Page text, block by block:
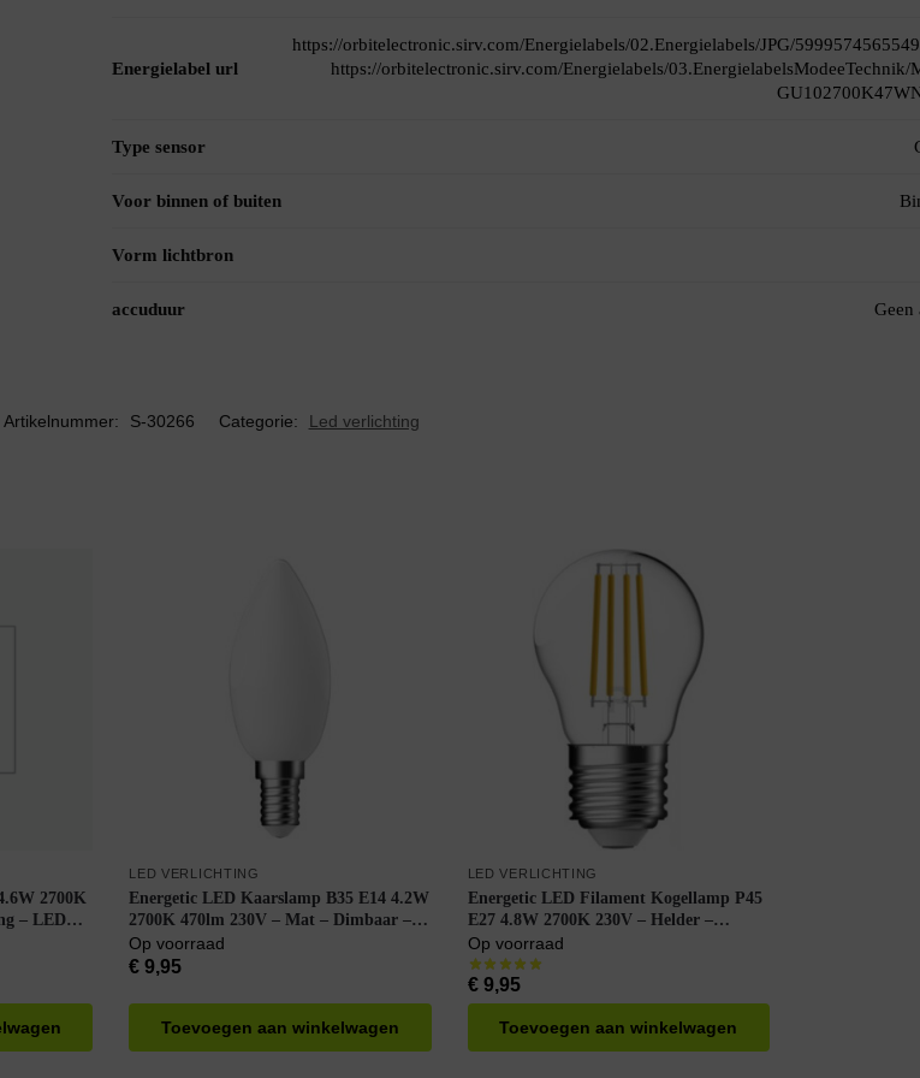
Energielabel url
https://orbitelectronic.sirv.com/Energielabels/02.Energielabels/JPG/
https://orbitelectronic.sirv.com/Energielabels/03.EnergielabelsModeeTechnik/
Type sensor
Voor binnen of buiten
Vorm lichtbron
accuduur Geen
Artikelnummer: S-30266 Categorie: Led verlichting
2700K
– LED
doos à 4
LED VERLICHTING
Energetic LED Kaarslamp B35 E14 4.2W
2700K 470lm 230V – Mat – Dimbaar –
Warm Wit
Op voorraad
€ 9,95
Toevoegen aan winkelwagen
LED VERLICHTING
Energetic LED Filament Kogellamp P45
E27 4.8W 2700K 230V – Helder –
Dimbaar – Warm Wit
Op voorraad
€9,95
Toevoegen aan winkelwagen